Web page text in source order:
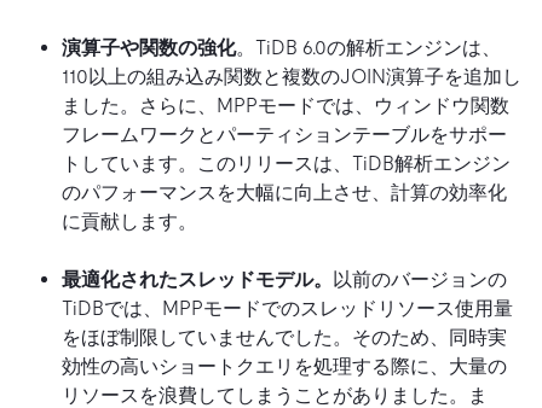
演算子や関数の強化。TiDB 6.0の解析エンジンは、
110以上の組み込み関数と複数のJOIN演算子を追加し
ました。さらに、MPPモードでは、ウィンドウ関数
フレームワークとパーティションテーブルをサポー
トしています。このリリースは、TiDB解析エンジン
のパフォーマンスを大幅に向上させ、計算の効率化
に貢献します。
最適化されたスレッドモデル。 以前のバージョンの
TiDBでは、MPPモードでのスレッドリソース使用量
をほぼ制限していませんでした。そのため、同時実
効性の高いショートクエリを処理する際に、大量の
リソースを浪費してしまうことがありました。ま